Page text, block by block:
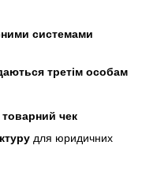
системами
третім особам
товарний чек
для юридичних